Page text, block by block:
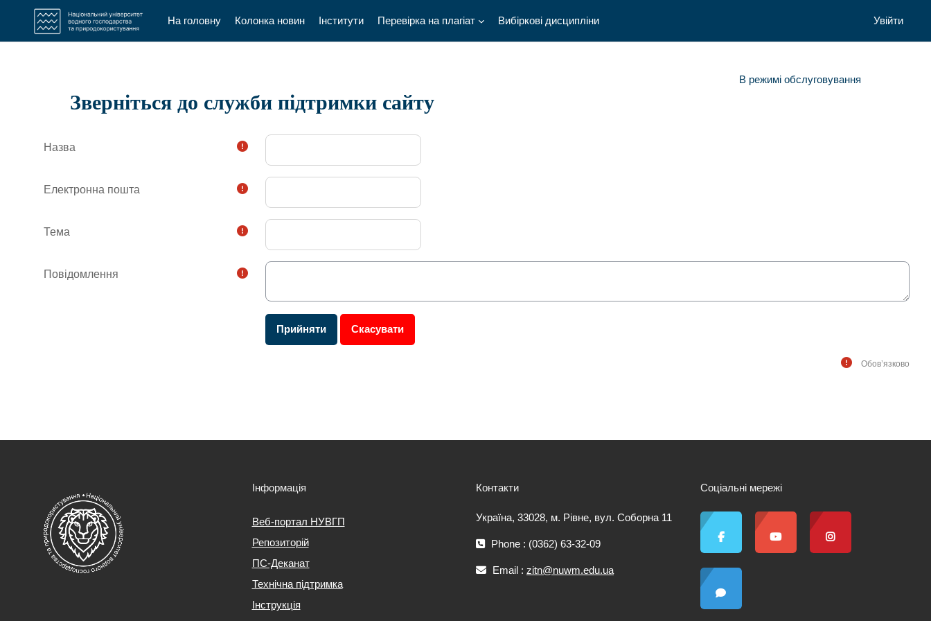
На головну Колонка новин Інститути Перевірка на плагіат Вибіркові дисципліни Увійти
В режимі обслуговування
Зверніться до служби підтримки сайту
Назва
Електронна пошта
Тема
Повідомлення
Обов’язково
Інформація
Веб-портал НУВГП
Репозиторій
ПС-Деканат
Технічна підтримка
Інструкція
Контакти
Україна, 33028, м. Рівне, вул. Соборна 11
Phone : (0362) 63-32-09
Email : zitn@nuwm.edu.ua
Соціальні мережі